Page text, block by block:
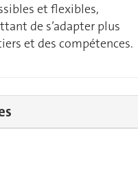
et flexibles,
de s’adapter plus
et des compétences.